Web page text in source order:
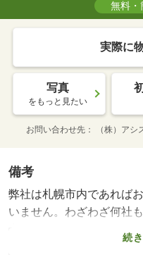
無料・
実際に
写真
をもっと見たい
お問い合わせ先 （株）ア
備考
弊社は札幌市内であれば
いません。わざわざ何社
案内フットワークが軽い
お待ちしております。・
続